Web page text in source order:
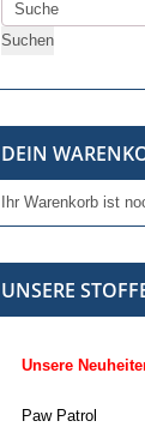
DEIN
Ihr Warenkorb ist
UNSERE
Unsere
Paw Patrol